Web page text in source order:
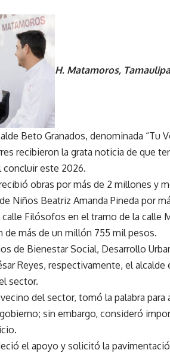
H. Matamoros,
Beto Granados, denominada “Tu
recibieron la grata noticia de que
este 2026.
obras por más de 2 millones y
Niños Beatriz Amanda Pineda por
Filósofos en el tramo de la calle
de más de un millón 755 mil pesos.
de Bienestar Social, Desarrollo
Reyes, respectivamente, el alcalde
sector.
del sector, tomó la palabra para
sin embargo, consideró
el apoyo y solicitó la